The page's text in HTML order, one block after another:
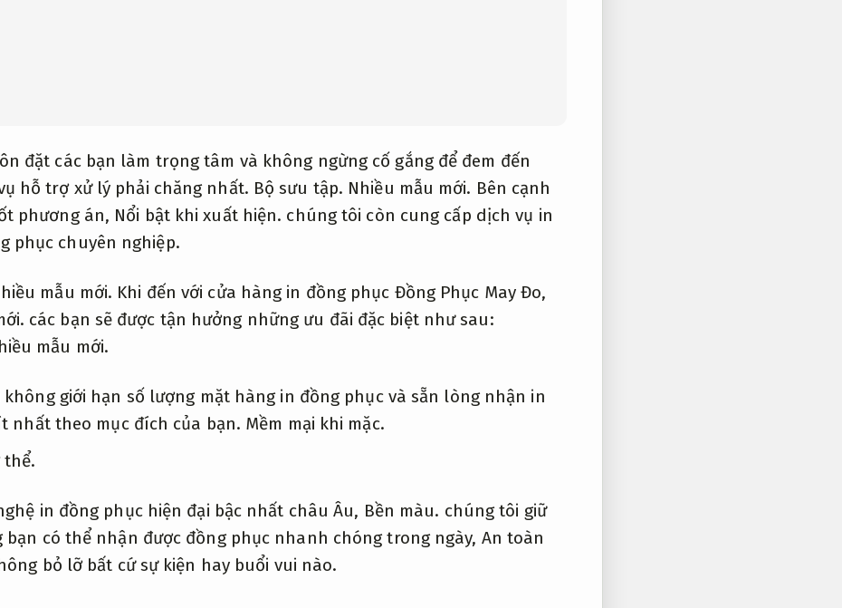
đặt các bạn làm trọng tâm và không ngừng cố gắng để đem đến
hỗ trợ xử lý phải chăng nhất. Bộ sưu tập. Nhiều mẫu mới. Bên cạnh
phương án, Nổi bật khi xuất hiện. chúng tôi còn cung cấp dịch vụ in
phục chuyên nghiệp.
mẫu mới. Khi đến với cửa hàng in đồng phục Đồng Phục May Đo,
các bạn sẽ được tận hưởng những ưu đãi đặc biệt như sau:
mẫu mới.
không giới hạn số lượng mặt hàng in đồng phục và sẵn lòng nhận in
nhất theo mục đích của bạn. Mềm mại khi mặc.
thể.
in đồng phục hiện đại bậc nhất châu Âu, Bền màu. chúng tôi giữ
bạn có thể nhận được đồng phục nhanh chóng trong ngày, An toàn
bỏ lỡ bất cứ sự kiện hay buổi vui nào.